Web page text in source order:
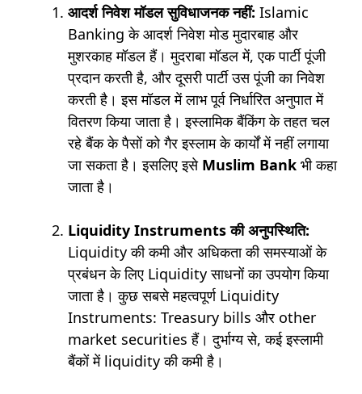
आदर्श निवेश मॉडल सुविधाजनक नहीं: Islamic
Banking के आदर्श निवेश मोड मुदारबाह और
मुशरकाह मॉडल हैं। मुदराबा मॉडल में, एक पार्टी पूंजी
प्रदान करती है, और दूसरी पार्टी उस पूंजी का निवेश
करती है। इस मॉडल में लाभ पूर्व निर्धारित अनुपात में
वितरण किया जाता है। इस्लामिक बैंकिंग के तहत चल
रहे बैंक के पैसों को गैर इस्लाम के कार्यों में नहीं लगाया
जा सकता है। इसलिए इसे Muslim Bank भी कहा
जाता है।
Liquidity Instruments की अनुपस्थिति:
Liquidity की कमी और अधिकता की समस्याओं के
प्रबंधन के लिए Liquidity साधनों का उपयोग किया
जाता है। कुछ सबसे महत्वपूर्ण Liquidity
Instruments: Treasury bills और other
market securities हैं। दुर्भाग्य से, कई इस्लामी
बैंकों में liquidity की कमी है।